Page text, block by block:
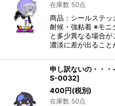
在庫数 50点
商品：シールステッ
耐候・強粘着 ※モニ
と多少異なる場合
濃淡に差が出ること
申し訳ないの・・
S-0032]
400円(税別)
在庫数 50点